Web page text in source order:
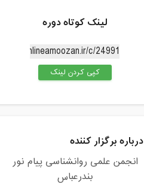
لینک کوتاه دوره
کپی کردن لینک
درباره برگزار کننده
انجمن علمی روانشناسی پیام نور
بندرعباس